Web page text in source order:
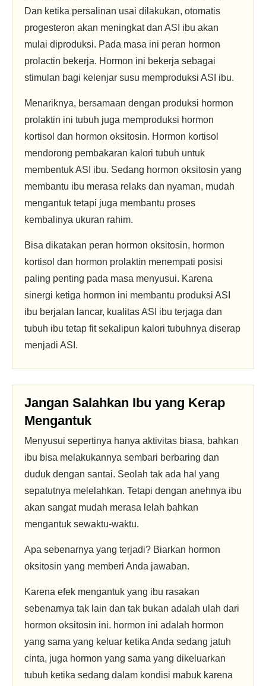
Dan ketika persalinan usai dilakukan, otomatis
progesteron akan meningkat dan ASI ibu akan
mulai diproduksi. Pada masa ini peran hormon
prolactin bekerja. Hormon ini bekerja sebagai
stimulan bagi kelenjar susu memproduksi ASI ibu.
Menariknya, bersamaan dengan produksi hormon
prolaktin ini tubuh juga memproduksi hormon
kortisol dan hormon oksitosin. Hormon kortisol
mendorong pembakaran kalori tubuh untuk
membentuk ASI ibu. Sedang hormon oksitosin yang
membantu ibu merasa relaks dan nyaman, mudah
mengantuk tetapi juga membantu proses
kembalinya ukuran rahim.
Bisa dikatakan peran hormon oksitosin, hormon
kortisol dan hormon prolaktin menempati posisi
paling penting pada masa menyusui. Karena
sinergi ketiga hormon ini membantu produksi ASI
ibu berjalan lancar, kualitas ASI ibu terjaga dan
tubuh ibu tetap fit sekalipun kalori tubuhnya diserap
menjadi ASI.
Jangan Salahkan Ibu yang Kerap
Mengantuk
Menyusui sepertinya hanya aktivitas biasa, bahkan
ibu bisa melakukannya sembari berbaring dan
duduk dengan santai. Seolah tak ada hal yang
sepatutnya melelahkan. Tetapi dengan anehnya ibu
akan sangat mudah merasa lelah bahkan
mengantuk sewaktu-waktu.
Apa sebenarnya yang terjadi? Biarkan hormon
oksitosin yang memberi Anda jawaban.
Karena efek mengantuk yang ibu rasakan
sebenarnya tak lain dan tak bukan adalah ulah dari
hormon oksitosin ini. hormon ini adalah hormon
yang sama yang keluar ketika Anda sedang jatuh
cinta, juga hormon yang sama yang dikeluarkan
tubuh ketika sedang dalam kondisi mabuk karena